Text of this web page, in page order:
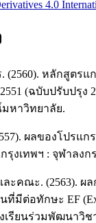
4.0
(2560). หลักสูตร
(ฉบับปรับปรุง
หาวิทยาลัย.
ผลของโปรแก
รุงเทพฯ : จุฬาลง
ะคณะ. (2563). ผ
มีต่อทักษะ EF
เรียนร่วมพัฒนาวิ